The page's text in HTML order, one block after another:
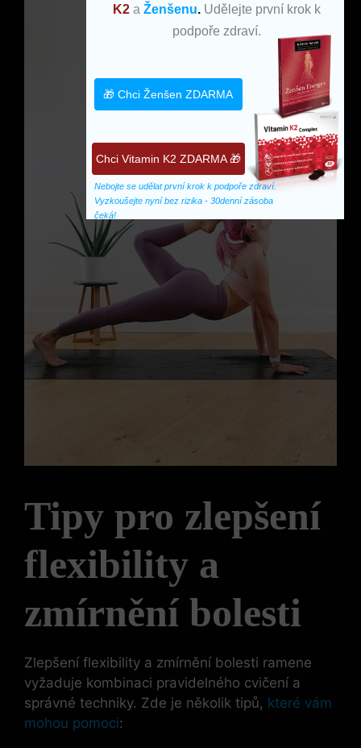
Tipy pro zlepšení
flexibility a
zmírnění bolesti
Zlepšení flexibility a zmírnění bolesti ramene
vyžaduje kombinaci pravidelného cvičení a
správné techniky. Zde je několik tipů, které vám
mohou pomoci:
K2 aŽenšenu. Udělejte první krok k
podpoře zdraví.
Nebojte se udělat první krok k podpoře zdraví.
Vyzkoušejte nyní bez rizika - 30denní zásoba
čeká!
Chci Vitamin K2 ZDARMA 🎁
🎁 Chci Ženšen ZDARMA